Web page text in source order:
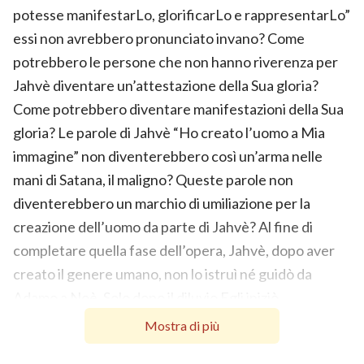
potesse manifestarLo, glorificarLo e rappresentarLo”
essi non avrebbero pronunciato invano? Come
potrebbero le persone che non hanno riverenza per
Jahvè diventare un’attestazione della Sua gloria?
Come potrebbero diventare manifestazioni della Sua
gloria? Le parole di Jahvè “Ho creato l’uomo a Mia
immagine” non diventerebbero così un’arma nelle
mani di Satana, il maligno? Queste parole non
diventerebbero un marchio di umiliazione per la
creazione dell’uomo da parte di Jahvè? Al fine di
completare quella fase dell’opera, Jahvè, dopo aver
creato il genere umano, non lo istruì né guidò da
formalmente a guidare gli Israeliti, i quali erano i
discendenti di Adamo e di Noè. La Sua opera e le Sue
Mostra di più